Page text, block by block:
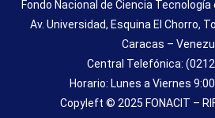
Fondo Nacional de Ciencia Tecnología
Av. Universidad, Esquina El Chorro,
Caracas –
Central Telefónica:
Horario: Lunes a Viernes
Copyleft © 2025 FONACIT –